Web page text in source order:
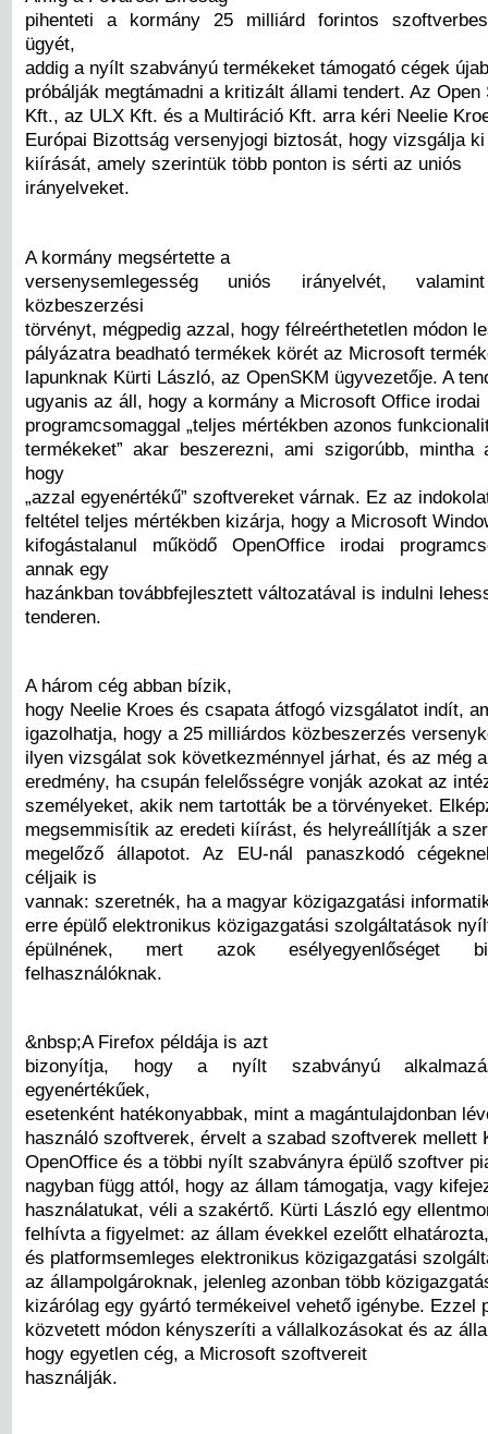
pihenteti a kormány 25 milliárd forintos
ügyét,
addig a nyílt szabványú termékeket támogató cégek
próbálják megtámadni a kritizált állami tendert. Az Open
Kft., az ULX Kft. és a Multiráció Kft. arra kéri Neelie
Európai Bizottság versenyjogi biztosát, hogy vizsgálja
kiírását, amely szerintük több ponton is sérti az uniós
irányelveket.
A kormány megsértette a
versenysemlegesség uniós irányelvét,
közbeszerzési
törvényt, mégpedig azzal, hogy félreérthetetlen módon
pályázatra beadható termékek körét az Microsoft
lapunknak Kürti László, az OpenSKM ügyvezetője. A
ugyanis az áll, hogy a kormány a Microsoft Office irodai
programcsomaggal „teljes mértékben azonos
termékeket” akar beszerezni, ami szigorúbb,
hogy
„azzal egyenértékű” szoftvereket várnak. Ez az
feltétel teljes mértékben kizárja, hogy a Microsoft
kifogástalanul működő OpenOffice irodai
annak egy
hazánkban továbbfejlesztett változatával is indulni
tenderen.
A három cég abban bízik,
hogy Neelie Kroes és csapata átfogó vizsgálatot indít,
igazolhatja, hogy a 25 milliárdos közbeszerzés
ilyen vizsgálat sok következménnyel járhat, és az még
eredmény, ha csupán felelősségre vonják azokat az
személyeket, akik nem tartották be a törvényeket.
megsemmisítik az eredeti kiírást, és helyreállítják a
megelőző állapotot. Az EU-nál panaszkodó
céljaik is
vannak: szeretnék, ha a magyar közigazgatási
erre épülő elektronikus közigazgatási szolgáltatások
épülnének, mert azok esélyegyenlőséget
felhasználóknak.
&nbsp;A Firefox példája is azt
bizonyítja, hogy a nyílt szabványú
egyenértékűek,
esetenként hatékonyabbak, mint a magántulajdonban
használó szoftverek, érvelt a szabad szoftverek mellett
OpenOffice és a többi nyílt szabványra épülő szoftver
nagyban függ attól, hogy az állam támogatja, vagy
használatukat, véli a szakértő. Kürti László egy
felhívta a figyelmet: az állam évekkel ezelőtt
és platformsemleges elektronikus közigazgatási
az állampolgároknak, jelenleg azonban több
kizárólag egy gyártó termékeivel vehető igénybe. Ezzel
közvetett módon kényszeríti a vállalkozásokat és az
hogy egyetlen cég, a Microsoft szoftvereit
használják.